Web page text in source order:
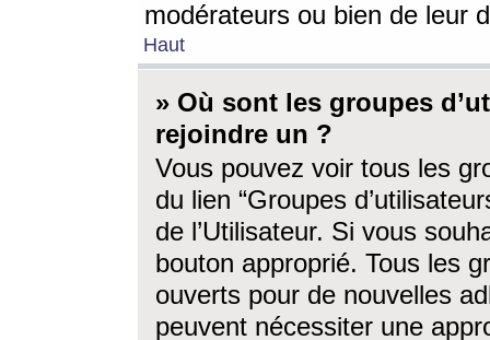
modérateurs ou bien de leur
Haut
» Où sont les groupes
rejoindre un ?
Vous pouvez voir tous les
du lien “Groupes
de l’Utilisateur. Si vous
bouton approprié. Tous les
ouverts pour de nouvelles
peuvent nécessiter une